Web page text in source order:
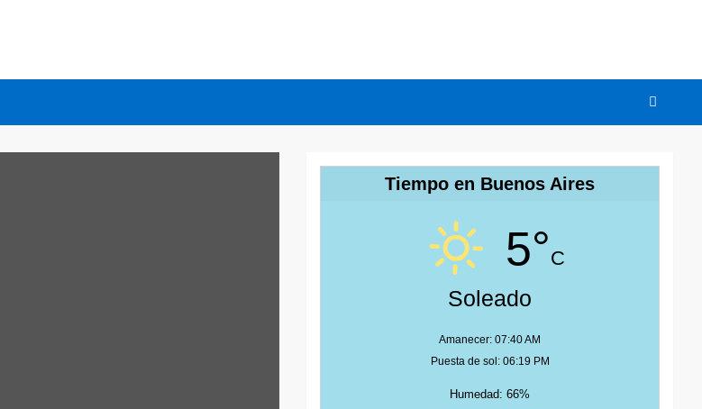
Tiempo en Buenos Aires
5°C
Soleado
Amanecer: 07:40 AM
Puesta de sol: 06:19 PM
Humedad: 66%